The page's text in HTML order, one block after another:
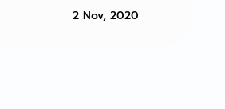
2 Nov, 2020